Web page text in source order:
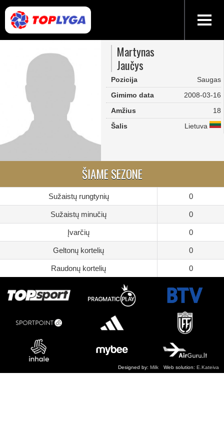
Martynas
Jaučys
Pozicija
Saugas
Gimimo data
2008-03-16
Amžius
18
Šalis
Lietuva
ŠIAME SEZONE
Sužaistų rungtynių 0
Sužaistų minučių 0
Įvarčių 0
Geltonų kortelių 0
Raudonų kortelių 0
Web solution: E.Kateiva
Designed by: Milk